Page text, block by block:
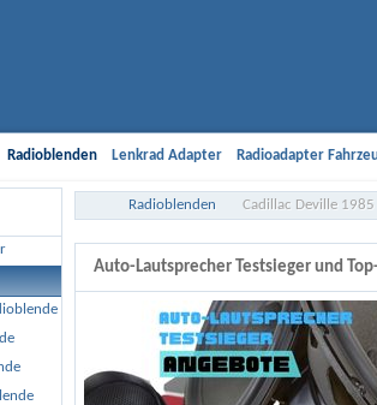
Radioblenden Lenkrad Adapter Radioadapter
Entriegelungsbügel Antennenadapter Freisprech-
Car Hifi Komplett und Sonderangebote Car Hifi
Radioblenden Cadillac Deville
Auto-Lautsprecher Testsieger und